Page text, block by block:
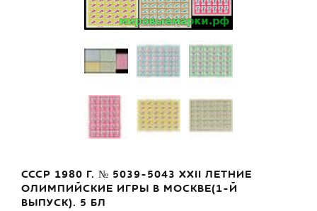
СССР 1980 Г. № 5039-5043 XXII ЛЕТНИЕ
ОЛИМПИЙСКИЕ ИГРЫ В МОСКВЕ(1-Й
ВЫПУСК). 5 БЛ